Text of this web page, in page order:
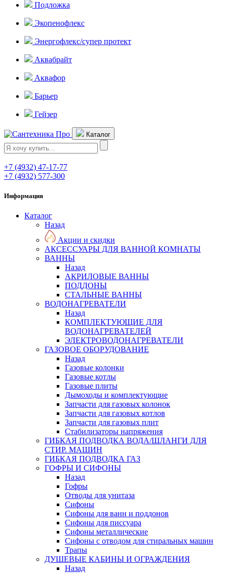
Подложка
Экопенофлекс
Энергофлекс/супер протект
Аквабрайт
Аквафор
Барьер
Гейзер
Каталог
+7 (4932) 47-17-77
+7 (4932) 577-300
Информация
Каталог
Назад
Акции и скидки
АКСЕССУАРЫ ДЛЯ ВАННОЙ КОМНАТЫ
ВАННЫ
Назад
АКРИЛОВЫЕ ВАННЫ
ПОДДОНЫ
СТАЛЬНЫЕ ВАННЫ
ВОДОНАГРЕВАТЕЛИ
Назад
КОМПЛЕКТУЮЩИЕ ДЛЯ
ВОДОНАГРЕВАТЕЛЕЙ
ЭЛЕКТРОВОДОНАГРЕВАТЕЛИ
ГАЗОВОЕ ОБОРУДОВАНИЕ
Назад
Газовые колонки
Газовые котлы
Газовые плиты
Дымоходы и комплектующие
Запчасти для газовых колонок
Запчасти для газовых котлов
Запчасти для газовых плит
Стабилизаторы напряжения
ГИБКАЯ ПОДВОДКА ВОДА/ШЛАНГИ ДЛЯ
СТИР. МАШИН
ГИБКАЯ ПОДВОДКА ГАЗ
ГОФРЫ И СИФОНЫ
Назад
Гофры
Отводы для унитаза
Сифоны
Сифоны для ванн и поддонов
Сифоны для писсуара
Сифоны металлические
Сифоны с отводом для стиральных машин
Трапы
ДУШЕВЫЕ КАБИНЫ И ОГРАЖДЕНИЯ
Назад